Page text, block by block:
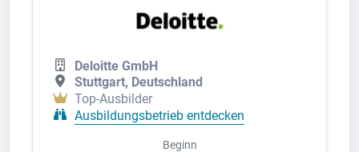
Deloitte GmbH
Stuttgart, Deutschland
Top-Ausbilder
Ausbildungsbetrieb entdecken
Beginn